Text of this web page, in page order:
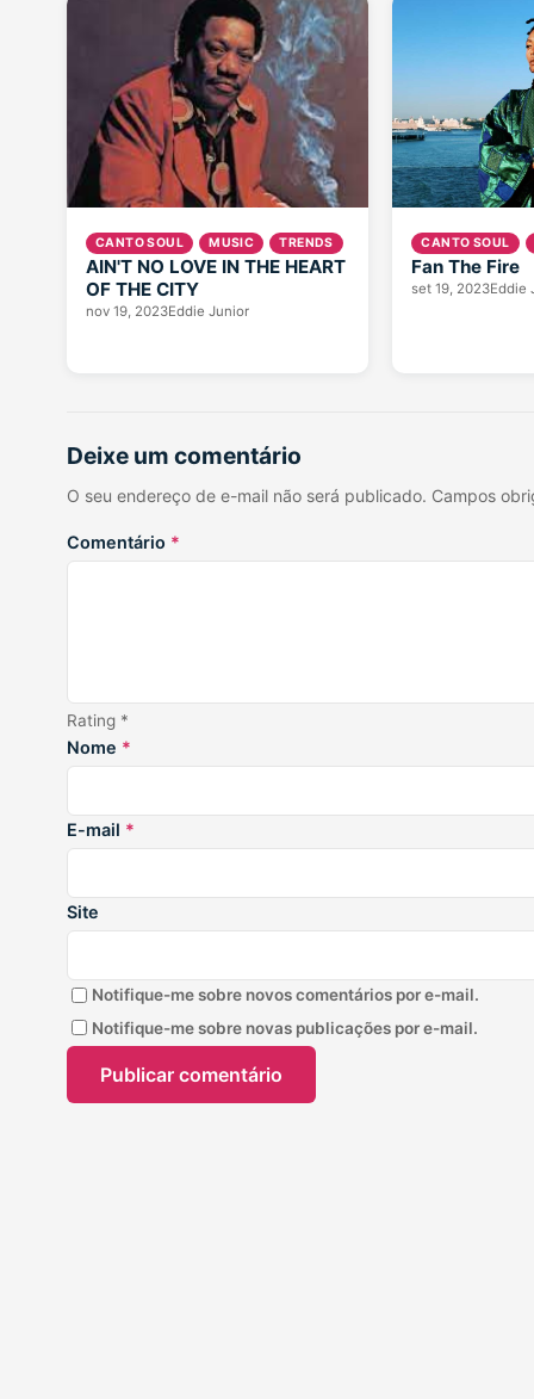
CANTO SOUL MUSIC TRENDS
AIN'T NO LOVE IN THE HEART
OF THE CITY
nov 19, 2023Eddie Junior
CANTO SOUL
Fan The Fire
set 19, 2023Eddie
Deixe um comentário
O seu endereço de e-mail não será publicado. Campos
Comentário *
Rating *
Nome *
E-mail *
Site
Notifique-me sobre novos comentários por e-mail.
Notifique-me sobre novas publicações por e-mail.